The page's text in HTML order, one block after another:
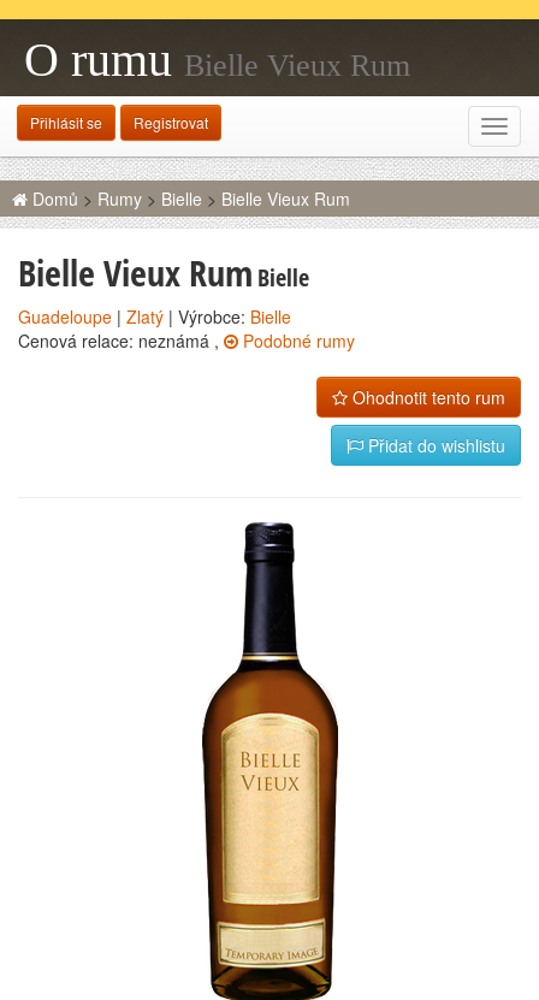
O rumu Bielle Vieux Rum
Přihlásit se Registrovat
Domů > Rumy > Bielle > Bielle Vieux Rum
Bielle Vieux Rum Bielle
Guadeloupe | Zlatý | Výrobce: Bielle
Cenová relace: neznámá ,
Podobné rumy
Ohodnotit tento rum
Přidat do wishlistu